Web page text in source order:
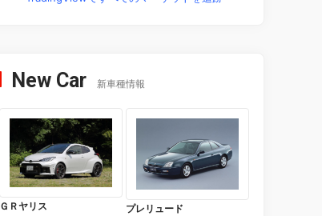
New Car 新車種情報
ＧＲヤリス プレリュード